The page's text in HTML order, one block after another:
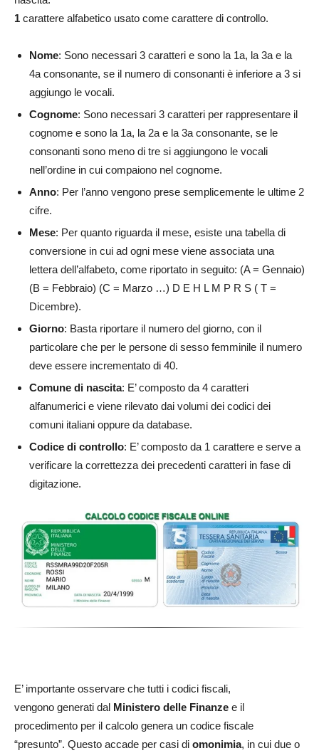
1 carattere alfabetico usato come carattere di controllo.
Nome: Sono necessari 3 caratteri e sono la 1a, la 3a e la
4a consonante, se il numero di consonanti è inferiore a 3 si
aggiungo le vocali.
Cognome: Sono necessari 3 caratteri per rappresentare il
cognome e sono la 1a, la 2a e la 3a consonante, se le
consonanti sono meno di tre si aggiungono le vocali
nell’ordine in cui compaiono nel cognome.
Anno: Per l’anno vengono prese semplicemente le ultime 2
cifre.
Mese: Per quanto riguarda il mese, esiste una tabella di
conversione in cui ad ogni mese viene associata una
lettera dell’alfabeto, come riportato in seguito: (A = Gennaio)
(B = Febbraio) (C = Marzo …) D E H L M P R S ( T =
Dicembre).
Giorno: Basta riportare il numero del giorno, con il
particolare che per le persone di sesso femminile il numero
deve essere incrementato di 40.
Comune di nascita: E’ composto da 4 caratteri
alfanumerici e viene rilevato dai volumi dei codici dei
comuni italiani oppure da database.
Codice di controllo: E’ composto da 1 carattere e serve a
verificare la correttezza dei precedenti caratteri in fase di
digitazione.
E’ importante osservare che tutti i codici fiscali,
vengono generati dal Ministero delle Finanze e il
procedimento per il calcolo genera un codice fiscale
“presunto”. Questo accade per casi di omonimia, in cui due o